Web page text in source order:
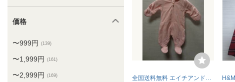
価格
〜999円 (139)
〜1,999円 (161)
〜2,999円 (169) 全国送料無料 エイチアンドエム H&M 子供服キッズベビー女の子 ハート柄ピンク色フリース素材 防寒 パーカー付きロンパース 56(50/1-2M)